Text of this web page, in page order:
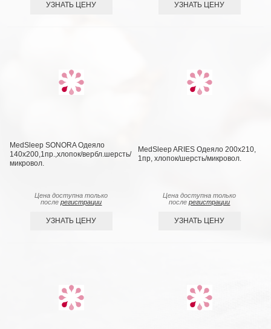
УЗНАТЬ ЦЕНУ УЗНАТЬ ЦЕНУ
MedSleep SONORA Одеяло
140х200,1пр.,хлопок/вербл.шерсть/
микровол.
Цена доступна только
послерегистрации
УЗНАТЬ ЦЕНУ
MedSleep ARIES Одеяло 200х210,
1пр, хлопок/шерсть/микровол.
Цена доступна только
послерегистрации
УЗНАТЬ ЦЕНУ